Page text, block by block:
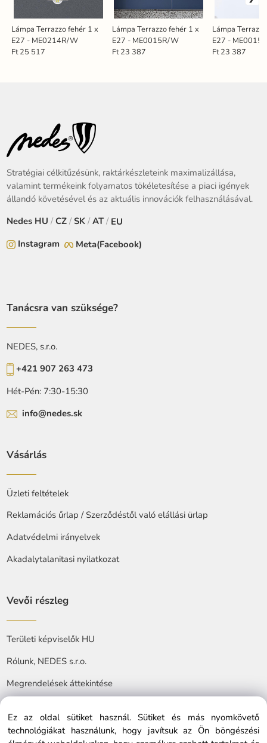
Lámpa Terrazzo fehér 1 x
E27 - ME0214R/W
Ft 25 517
Lámpa Terrazzo fehér 1 x
E27 - ME0015R/W
Ft 23 387
Lámpa
E27 -
Ft 23 387
Stratégiai célkitűzésünk, raktárkészleteink maximalizállása,
valamint termékeink folyamatos tökéletesítése a piaci igények
állandó követésével és az aktuális innovációk felhasználásával.
Nedes HU /CZ /SK / AT/ EU
Instagram
Meta(Facebook)
Tanácsra van szüksége?
NEDES, s.r.o.
+421 907 263 473
Hét-Pén: 7:30-15:30
info@nedes.sk
Vásárlás
Üzleti feltételek
Reklamációs űrlap / Szerződéstől való elállási ürlap
Adatvédelmi irányelvek
Akadalytalanitasi nyilatkozat
Vevői részleg
Területi képviselők HU
Rólunk, NEDES s.r.o.
Megrendelések áttekintése
Ez az oldal sütiket használ. Sütiket és más nyomkövető
technológiákat használunk, hogy javítsuk az Ön böngészési